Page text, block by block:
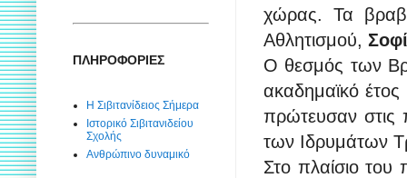
χώρας. Τα
Αθλητισμού,
Ο θεσμός των
ακαδημαϊκό έτος
πρώτευσαν στις
των Ιδρυμάτων
Στο πλαίσιο του
ΠΛΗΡΟΦΟΡΙΕΣ
Η Σιβιτανίδειος Σήμερα
Ιστορικό Σιβιτανιδείου
Σχολής
Ανθρώπινο δυναμικό